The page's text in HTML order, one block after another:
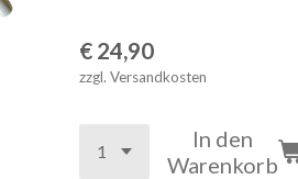
€ 24,90
zzgl. Versandkosten
In den
Warenkorb